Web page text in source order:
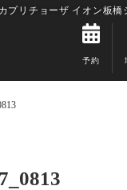
カプリチョーザ イオン板
予約